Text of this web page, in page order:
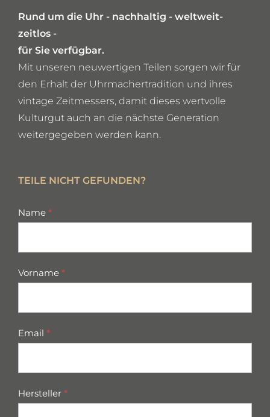
Rund um die Uhr - nachhaltig - weltweit-
zeitlos -
für Sie verfügbar.
Mit unseren neuwertigen Teilen sorgen wir für
den Erhalt der Uhrmachertradition und ihres
vintage Zeitmessers, damit dieses wertvolle
Kulturgut auch an die nächste Generation
weitergegeben werden kann.
TEILE NICHT GEFUNDEN?
missing
Name *
Vorname *
Email *
Hersteller *